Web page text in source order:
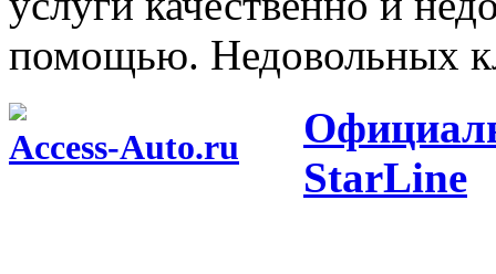
помощью. Недовольных
Access-Auto.ru
StarLine